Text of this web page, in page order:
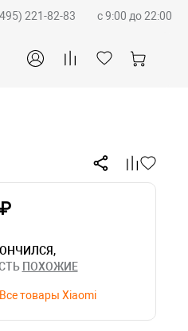
221-82-83 c 9:00 до 22:00
ПОХОЖИЕ
Все товары Xiaomi